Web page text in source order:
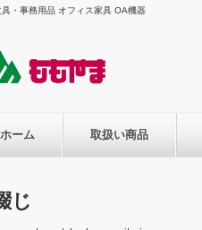
・事務用品 オフィス家具 OA機器
ホーム 取扱い商品
じ